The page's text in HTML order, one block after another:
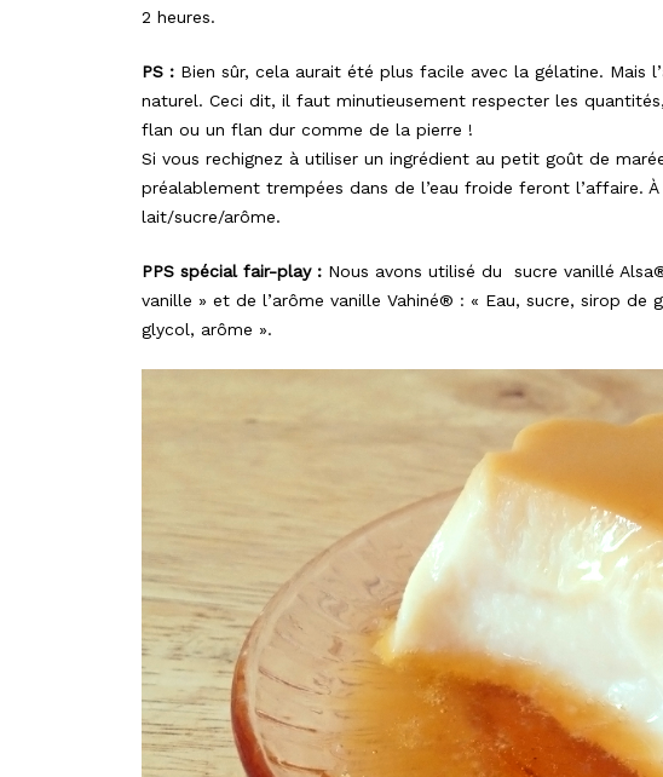
2 heures.
PS : Bien sûr, cela aurait été plus facile avec la gélatine. Mais
naturel. Ceci dit, il faut minutieusement respecter les
flan ou un flan dur comme de la pierre !
Si vous rechignez à utiliser un ingrédient au petit goût de
préalablement trempées dans de l’eau froide feront l’affaire.
lait/sucre/arôme.
PPS spécial fair-play : Nous avons utilisé du sucre vanillé
vanille » et de l’arôme vanille Vahiné® : « Eau, sucre, sirop de
glycol, arôme ».